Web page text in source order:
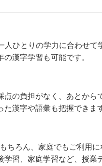
ひとりの学力に合わせて
漢字学習も可能です。
の負担がなく、あとから
漢字や語彙も把握できます
ちろん、家庭でもご利用
習、家庭学習など、授業